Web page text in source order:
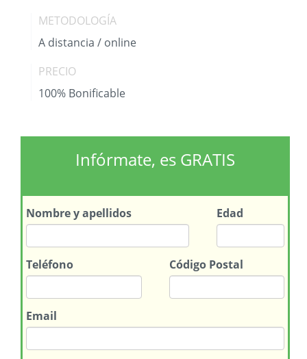
METODOLOGÍA
A distancia / online
PRECIO
100% Bonificable
Infórmate, es GRATIS
Nombrey apellidos Edad
Teléfono Código Postal
Email